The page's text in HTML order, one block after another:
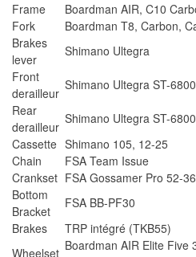
Frame
Boardman AIR, C10
Fork
Boardman T8, Carbon,
Brakes
lever
Shimano Ultegra
Front
derailleur
Shimano Ultegra ST-
Rear
derailleur
Shimano Ultegra ST-
Cassette Shimano 105, 12-25
Chain
FSA Team Issue
Crankset FSA Gossamer Pro 52-36
Bottom
Bracket
FSA BB-PF30
Brakes
TRP intégré (TKB55)
Wheelset Boardman AIR Elite